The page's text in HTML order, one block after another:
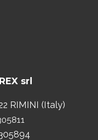
srl
RIMINI (Italy)